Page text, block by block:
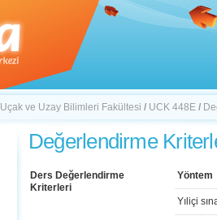
Uçak ve Uzay Bilimleri Fakültesi / UCK 448E /
Değerlendirme
Ders Değerlendirme
Kriterleri
Yöntem
Yıliçi